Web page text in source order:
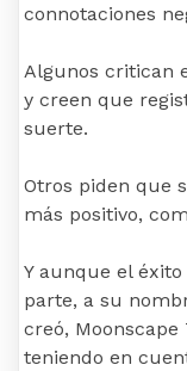
connotaciones
Algunos critican
y creen que
suerte.
Otros piden que
más positivo,
Y aunque el
parte, a su
creó, Moonscape
teniendo en